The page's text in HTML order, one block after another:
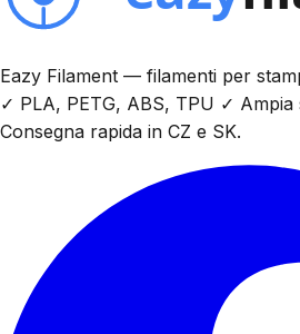
Eazy Filament — filamenti per
✓ PLA, PETG, ABS, TPU ✓
Consegna rapida in CZ e SK.